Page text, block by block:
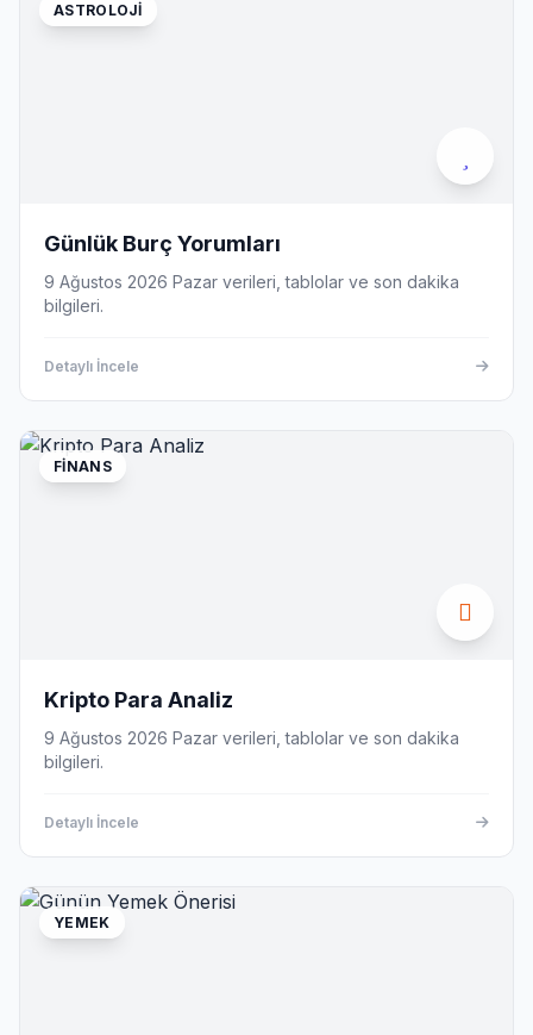
ASTROLOJI
Günlük Burç Yorumları
9 Ağustos 2026 Pazar verileri, tablolar ve son dakika
bilgileri.
Detaylı İncele
FINANS
Kripto Para Analiz
9 Ağustos 2026 Pazar verileri, tablolar ve son dakika
bilgileri.
Detaylı İncele
YEMEK